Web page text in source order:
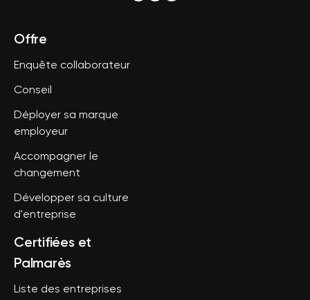
Offre
Enquête collaborateur
Conseil
Déployer sa marque
employeur
Accompagner le
changement
Développer sa culture
d'entreprise
Certifiées et
Palmarès
Liste des entreprises